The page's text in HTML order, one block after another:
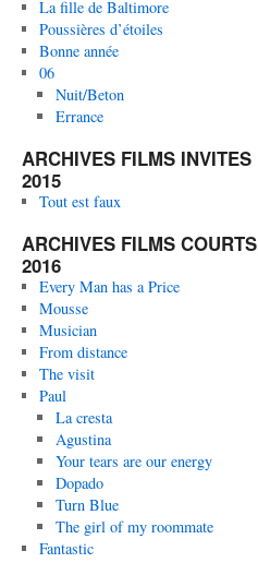
La fille de Baltimore
Poussières d’étoiles
Bonne année
06
Nuit/Beton
Errance
ARCHIVES FILMS INVITES
2015
Tout est faux
ARCHIVES FILMS COURTS
2016
Every Man has a Price
Mousse
Musician
From distance
The visit
Paul
La cresta
Agustina
Your tears are our energy
Dopado
Turn Blue
The girl of my roommate
Fantastic